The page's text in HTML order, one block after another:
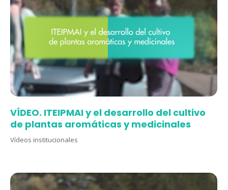
VÍDEO. ITEIPMAI y el desarrollo del cultivo
de plantas aromáticas y medicinales
Vídeos institucionales